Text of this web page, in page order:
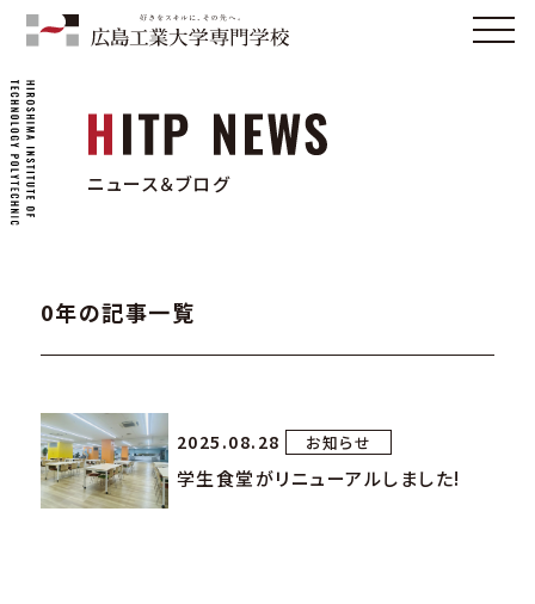
ニュース＆ブログ
0年の記事一覧
2025.08.28 お知らせ
学生食堂がリニューアルしました!